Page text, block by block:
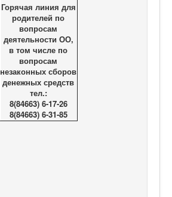
Горячая линия для
родителей по
вопросам
деятельности ОО,
в том числе по
вопросам
незаконных сборов
денежных средств
тел.:
8(84663) 6-17-26
8(84663) 6-31-85